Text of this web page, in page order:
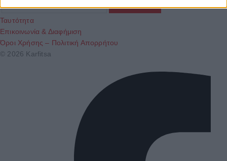
Ταυτότητα
Επικοινωνία & Διαφήμιση
Όροι Χρήσης – Πολιτική Απορρήτου
© 2026 Karfitsa